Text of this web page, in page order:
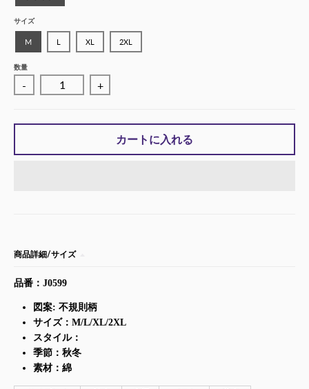
サイズ
M L XL 2XL
数量
- +
カートに入れる
商品詳細/サイズ
品番：J0599
図案: 不規則柄
サイズ：M/L/XL/2XL
スタイル：
季節：秋冬
素材：綿